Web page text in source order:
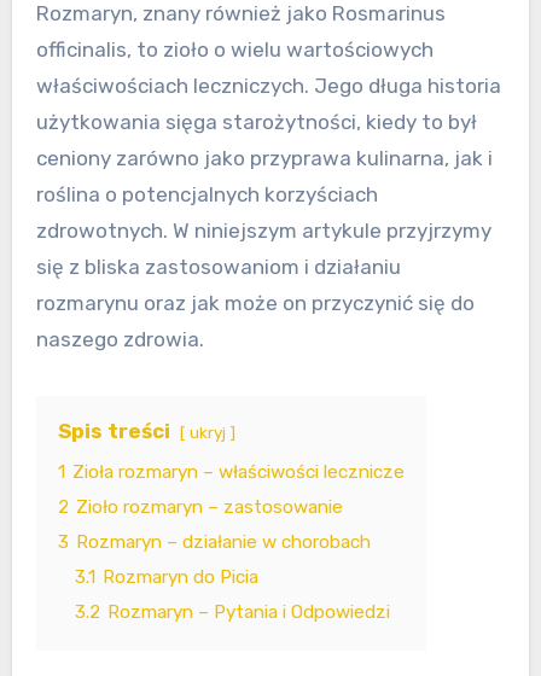
Rozmaryn, znany również jako Rosmarinus
officinalis, to zioło o wielu wartościowych
właściwościach leczniczych. Jego długa historia
użytkowania sięga starożytności, kiedy to był
ceniony zarówno jako przyprawa kulinarna, jak i
roślina o potencjalnych korzyściach
zdrowotnych. W niniejszym artykule przyjrzymy
się z bliska zastosowaniom i działaniu
rozmarynu oraz jak może on przyczynić się do
naszego zdrowia.
Spis treści ukryj
1 Zioła rozmaryn – właściwości lecznicze
2 Zioło rozmaryn – zastosowanie
3 Rozmaryn – działanie w chorobach
3.1
Rozmaryn do Picia
3.2 Rozmaryn – Pytania i Odpowiedzi